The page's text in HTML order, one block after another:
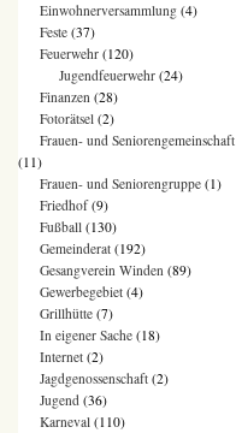
Einwohnerversammlung (4)
Feste (37)
Feuerwehr (120)
Jugendfeuerwehr (24)
Finanzen (28)
Fotorätsel (2)
Frauen- und Seniorengemeinschaft
(11)
Frauen- und Seniorengruppe (1)
Friedhof(9)
Fußball (130)
Gemeinderat (192)
Gesangverein Winden (89)
Gewerbegebiet (4)
Grillhütte (7)
In eigener Sache (18)
Internet (2)
Jagdgenossenschaft (2)
Jugend (36)
Karneval (110)